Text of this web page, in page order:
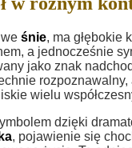
śnie, ma głębokie
a jednocześnie
jako znak
wielu
dzięki
, pojawienie się